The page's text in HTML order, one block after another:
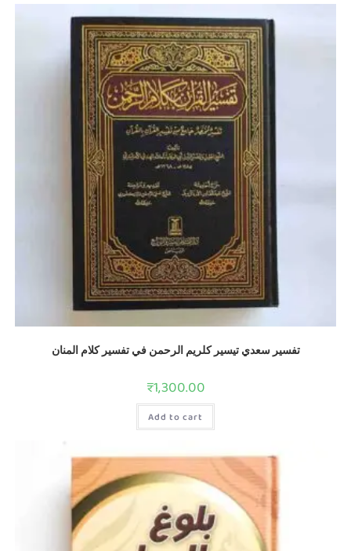
تفسير سعدي تيسير كلريم الرحمن في تفسير كلام المنان
₹1,300.00
Add to cart